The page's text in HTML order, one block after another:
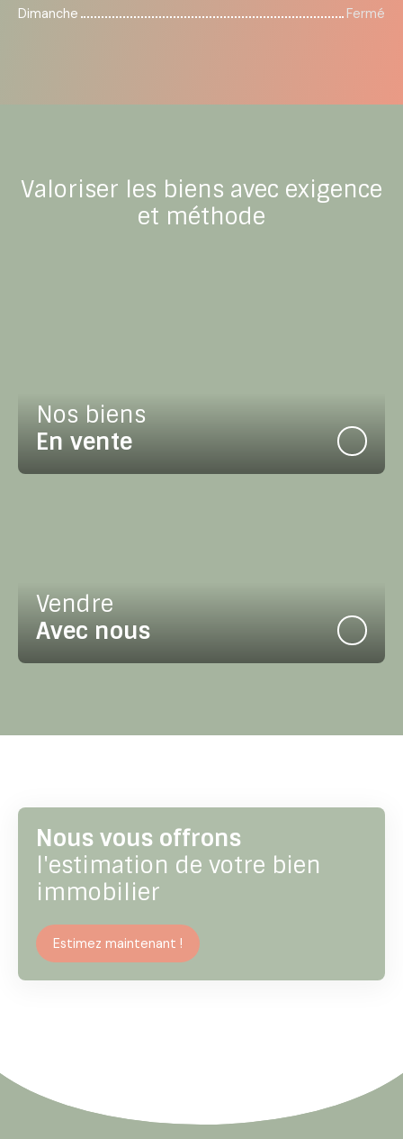
Dimanche Fermé
Valoriser les biens avec exigence
et méthode
Nos biens
En vente
Vendre
Avec nous
Nous vous offrons
l'estimation de votre bien
immobilier
Estimez maintenant !